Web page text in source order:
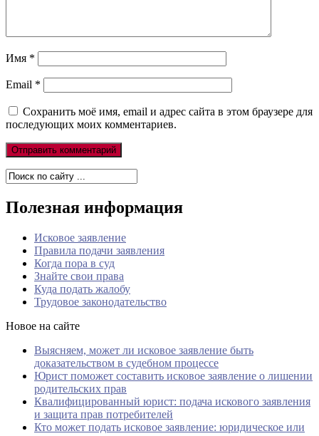
Имя *
Email *
Сохранить моё имя, email и адрес сайта в этом браузере для
последующих моих комментариев.
Полезная информация
Исковое заявление
Правила подачи заявления
Когда пора в суд
Знайте свои права
Куда подать жалобу
Трудовое законодательство
Новое на сайте
Выясняем, может ли исковое заявление быть
доказательством в судебном процессе
Юрист поможет составить исковое заявление о лишении
родительских прав
Квалифицированный юрист: подача искового заявления
и защита прав потребителей
Кто может подать исковое заявление: юридическое или